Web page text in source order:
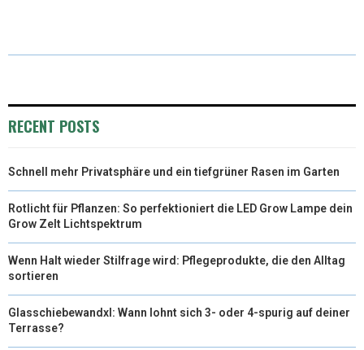
W
E
R
)
E
K
T
S
T
K
N
I
RECENT POSTS
Schnell mehr Privatsphäre und ein tiefgrüner Rasen im Garten
Rotlicht für Pflanzen: So perfektioniert die LED Grow Lampe dein
Grow Zelt Lichtspektrum
Wenn Halt wieder Stilfrage wird: Pflegeprodukte, die den Alltag
sortieren
Glasschiebewandxl: Wann lohnt sich 3- oder 4-spurig auf deiner
Terrasse?